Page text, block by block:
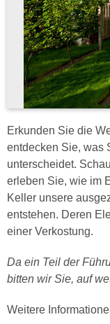
Erkunden Sie die
entdecken Sie, was
unterscheidet.
erleben Sie, wie im
Keller unsere
entstehen. Deren
einer Verkostung.
Da ein Teil der
bitten wir Sie, auf
Weitere